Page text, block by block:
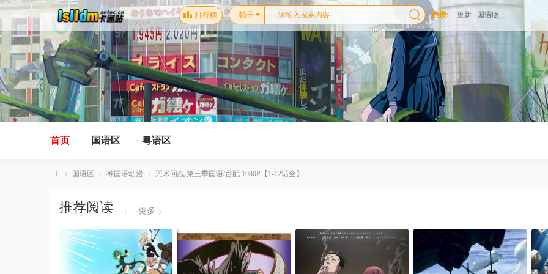
排行榜 帖子 热搜: 更新 国语版
首页 国语区 粤语区
› 国语区 › 神国语动漫 › 咒术回战 第三季国语/台配 1080P【1-12话全】 ...
推荐阅读 更多